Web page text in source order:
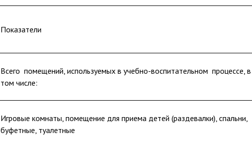
Показатели
Всего помещений, используемых в учебно-воспитательном процессе, в
том числе:
Игровые комнаты, помещение для приема детей (раздевалки), спальни,
буфетные, туалетные